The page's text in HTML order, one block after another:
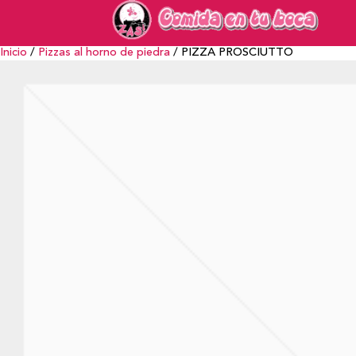
Inicio / Pizzas al horno de piedra / PIZZA PROSCIUTTO